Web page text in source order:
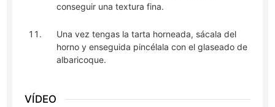
conseguir una textura fina.
Una vez tengas la tarta horneada, sácala del
horno y enseguida pincélala con el glaseado de
albaricoque.
VÍDEO